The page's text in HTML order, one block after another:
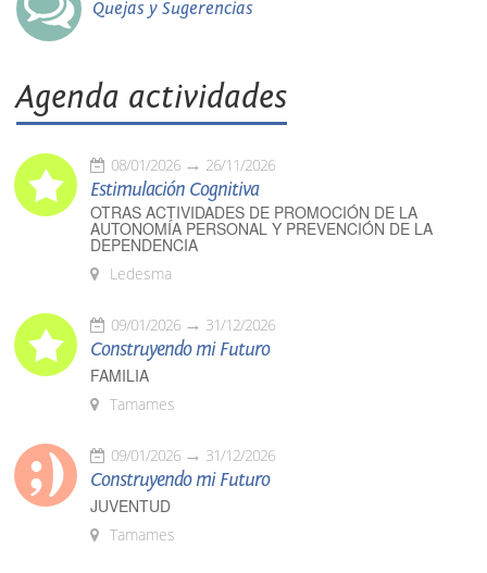
Quejas y Sugerencias
Agenda actividades
08/01/2026 26/11/2026
Estimulación Cognitiva
OTRAS ACTIVIDADES DE PROMOCIÓN DE LA
AUTONOMÍA PERSONAL Y PREVENCIÓN DE LA
DEPENDENCIA
Ledesma
09/01/2026 31/12/2026
Construyendo mi Futuro
FAMILIA
Tamames
09/01/2026 31/12/2026
Construyendo mi Futuro
JUVENTUD
Tamames